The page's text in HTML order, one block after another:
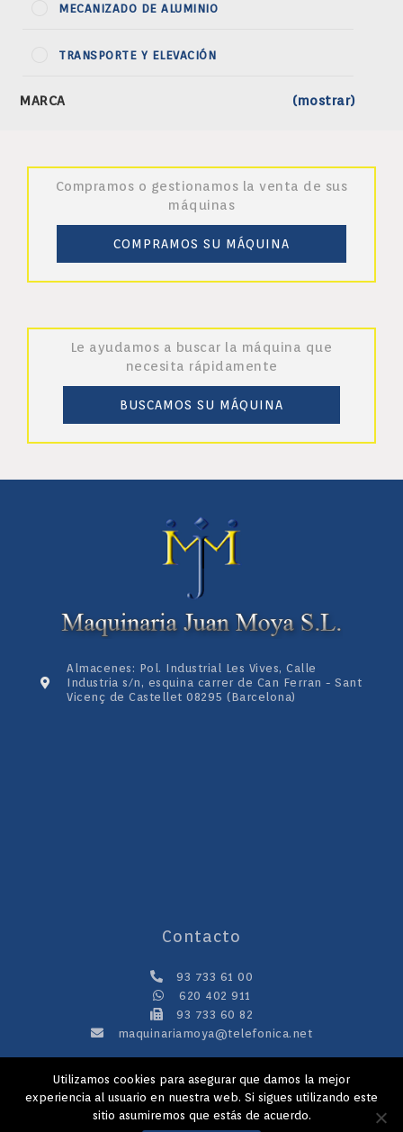
MECANIZADO DE ALUMINIO
TRANSPORTE Y ELEVACIÓN
MARCA (mostrar)
Compramos o gestionamos la venta de sus
máquinas
COMPRAMOS SU MÁQUINA
Le ayudamos a buscar la máquina que
necesita rápidamente
BUSCAMOS SU MÁQUINA
Contacto
93 733 61 00
620 402 911
93 733 60 82
maquinariamoya@telefonica.net
Almacenes: Pol. Industrial Les Vives, Calle
Industria s/n, esquina carrer de Can Ferran - Sant
Vicenç de Castellet 08295 (Barcelona)
Copyright 2020 © Maquinaria Juan Moya S.L.
Aviso legal
Utilizamos cookies para asegurar que damos la mejor
experiencia al usuario en nuestra web. Si sigues utilizando este
sitio asumiremos que estás de acuerdo.